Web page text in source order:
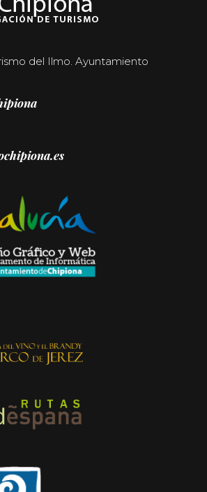
del Ilmo. Ayuntamiento